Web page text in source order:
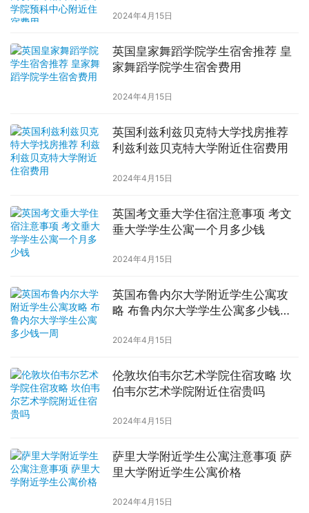
2024年4月15日
英国皇家舞蹈学院学生宿舍推荐 皇
家舞蹈学院学生宿舍费用
2024年4月15日
英国利兹利兹贝克特大学找房推荐
利兹利兹贝克特大学附近住宿费用
2024年4月15日
英国考文垂大学住宿注意事项 考文
垂大学学生公寓一个月多少钱
2024年4月15日
英国布鲁内尔大学附近学生公寓攻
略 布鲁内尔大学学生公寓多少钱一
2024年4月15日
伦敦坎伯韦尔艺术学院住宿攻略 坎
伯韦尔艺术学院附近住宿贵吗
2024年4月15日
萨里大学附近学生公寓注意事项 萨
里大学附近学生公寓价格
2024年4月15日